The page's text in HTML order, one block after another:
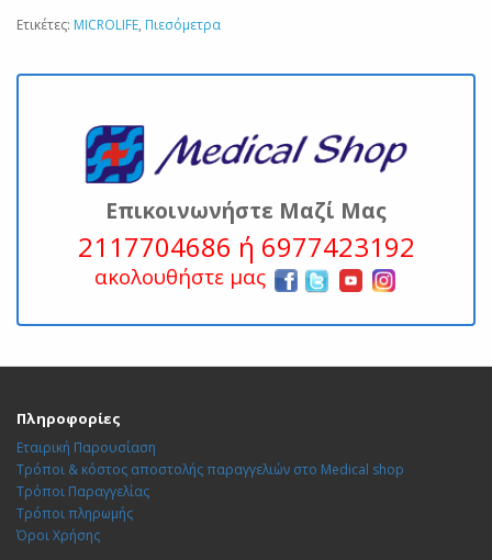
Ετικέτες: MICROLIFE, Πιεσόμετρα
Επικοινωνήστε Μαζί Μας
2117704686 ή 6977423192
ακολουθήστε μας
Πληροφορίες
Εταιρική Παρουσίαση
Τρόποι & κόστος αποστολής παραγγελιών στο Medical shop
Τρόποι Παραγγελίας
Τρόποι πληρωμής
Όροι Χρήσης